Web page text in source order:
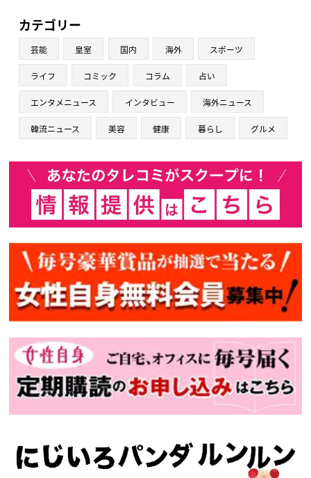
カテゴリー
芸能 皇室 国内 海外 スポーツ
ライフ コミック コラム 占い
エンタメニュース インタビュー 海外ニュース
韓流ニュース 美容 健康 暮らし グルメ